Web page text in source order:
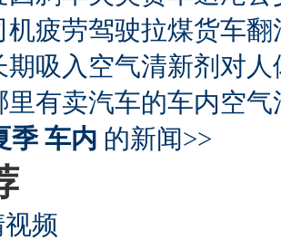
机疲劳驾驶拉煤货车
期吸入空气清新剂对
里有卖汽车的车内空气
季 车内 的新闻>>
频